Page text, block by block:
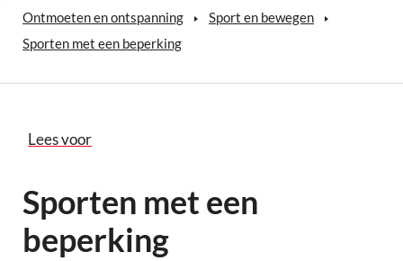
Ontmoeten en ontspanning
Sport en bewegen
Sporten met een beperking
Lees voor
Sporten met een
beperking